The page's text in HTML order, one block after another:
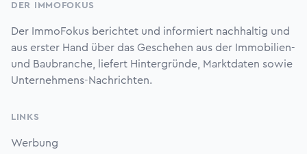
DER IMMOFOKUS
Der ImmoFokus berichtet und informiert nachhaltig und
aus erster Hand über das Geschehen aus der Immobilien-
und Baubranche, liefert Hintergründe, Marktdaten sowie
Unternehmens-Nachrichten.
LINKS
Werbung